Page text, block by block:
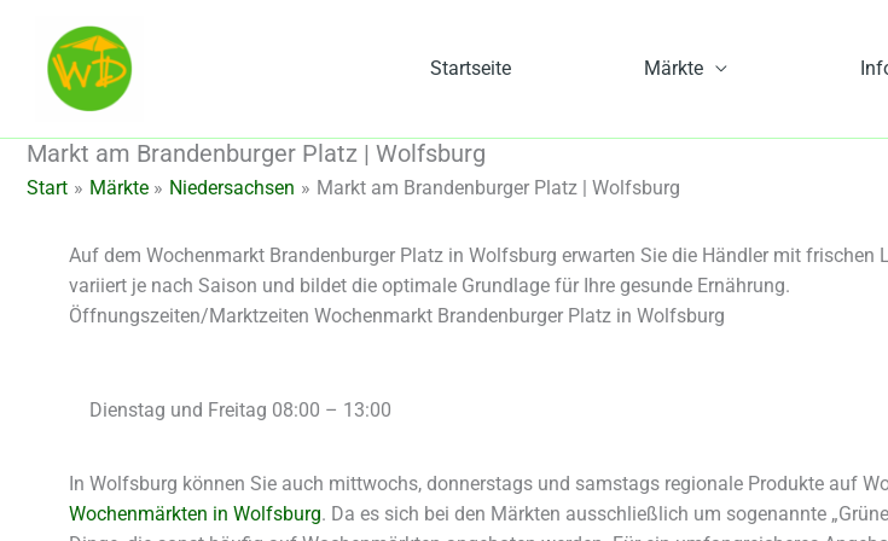
springen
Startseite Märkte
Markt am Brandenburger Platz | Wolfsburg
Start Märkte Niedersachsen Markt am Brandenburger Platz | Wolfsburg
Auf dem Wochenmarkt Brandenburger Platz in Wolfsburg erwarten Sie die Händler mit frischen
variiert je nach Saison und bildet die optimale Grundlage für Ihre gesunde Ernährung.
Öffnungszeiten/Marktzeiten Wochenmarkt Brandenburger Platz in Wolfsburg
Dienstag und Freitag 08:00 – 13:00
In Wolfsburg können Sie auch mittwochs, donnerstags und samstags regionale Produkte auf
Wochenmärkten in Wolfsburg. Da es sich bei den Märkten ausschließlich um sogenannte